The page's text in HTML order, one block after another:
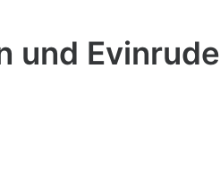
und Evinrude